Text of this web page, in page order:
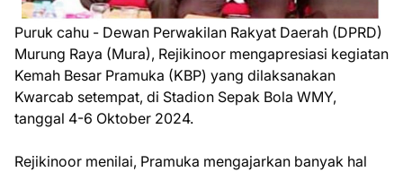
Puruk cahu - Dewan Perwakilan Rakyat Daerah (DPRD)
Murung Raya (Mura), Rejikinoor mengapresiasi kegiatan
Kemah Besar Pramuka (KBP) yang dilaksanakan
Kwarcab setempat, di Stadion Sepak Bola WMY,
tanggal 4-6 Oktober 2024.
Rejikinoor menilai, Pramuka mengajarkan banyak hal